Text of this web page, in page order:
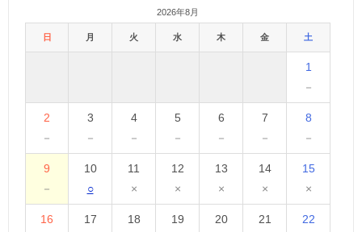
2026年8月
日 月 火 水 木 金 土
1
－
2
－
3
－
4
－
5
－
6
－
7
－
8
－
9
－
10
○
11
×
12
×
13
×
14
×
15
×
16
17
18
19
20
21
22